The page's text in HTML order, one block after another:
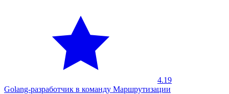
4.19
Golang-разработчик в команду Маршрутизации